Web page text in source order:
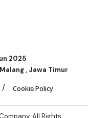
2025
, Jawa Timur
Cookie Policy
All Rights